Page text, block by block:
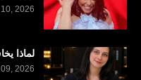
2026
لماذا
2026